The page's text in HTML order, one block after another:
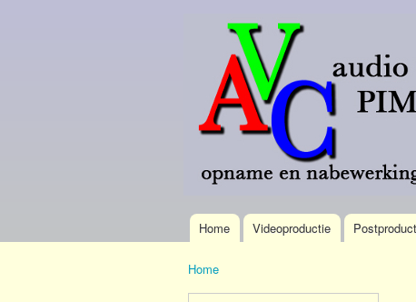
AVC
Pim
Verdonk
omroep-
brede
ervaring.
Hoofdmenu
Home Videoproductie
Home